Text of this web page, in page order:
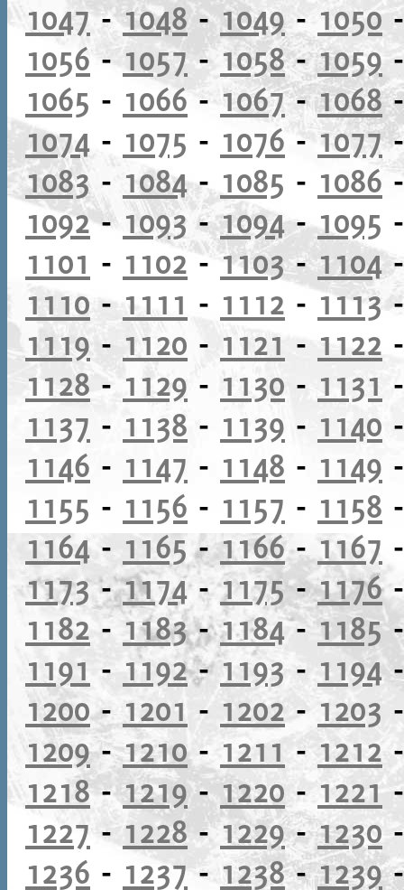
1047-1048-1049 -1050
1056-1057- 1058-1059
1065 - 1066-1067-1068
1074 - 1075 - 1076 -1077
1083 - 1084- 1085 - 1086
1092- 1093-1094-1095
1101 - 1102-1103-1104
1110- 1111 - 1112 -1113
1119- 1120 - 1121 - 1122
1128- 1129 - 1130 - 1131
1137 - 1138 - 1139 - 1140
1146 - 1147 - 1148 - 1149
1155 - 1156 - 1157 - 1158
1164-1165-1166- 1167
1173-1174-1175-1176
1182 - 1183-1184-1185
1191 - 1192-1193- 1194
1200- 1201 - 1202 - 1203
1209-1210-1211 -1212
1218-1219-1220 -1221
1227 - 1228-1229-1230
1236 - 1237- 1238-1239